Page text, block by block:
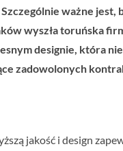
ważne
wyszła toruńska
designie, która
zadowolonych
jakość i design